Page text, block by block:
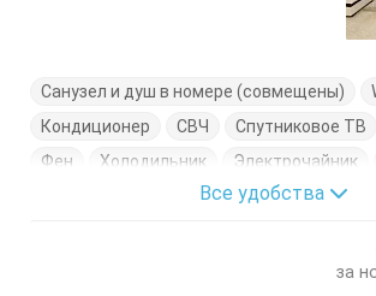
Санузел и душ в номере (совмещены)
Кондиционер
СВЧ Спутниковое ТВ
Фен
Холодильник Электрочайник
Журнальный столик
Тумбочки
Все удобства
за